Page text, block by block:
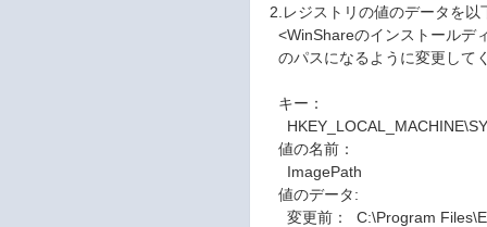
2.レジストリの値のデータを
<WinShareのインストールデ
のパスになるように変更して
キー：
値の名前：
ImagePath
値のデータ:
変更前： C:\Program